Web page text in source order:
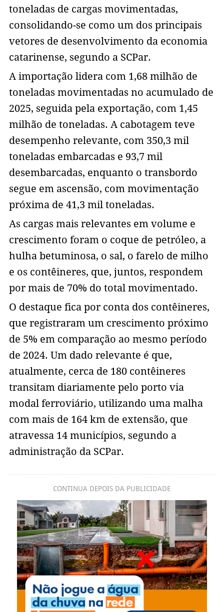
toneladas de cargas movimentadas,
consolidando-se como um dos principais
vetores de desenvolvimento da economia
catarinense, segundo a SCPar.
A importação lidera com 1,68 milhão de
toneladas movimentadas no acumulado de
2025, seguida pela exportação, com 1,45
milhão de toneladas. A cabotagem teve
desempenho relevante, com 350,3 mil
toneladas embarcadas e 93,7 mil
desembarcadas, enquanto o transbordo
segue em ascensão, com movimentação
próxima de 41,3 mil toneladas.
As cargas mais relevantes em volume e
crescimento foram o coque de petróleo, a
hulha betuminosa, o sal, o farelo de milho
e os contêineres, que, juntos, respondem
por mais de 70% do total movimentado.
O destaque fica por conta dos contêineres,
que registraram um crescimento próximo
de 5% em comparação ao mesmo período
de 2024. Um dado relevante é que,
atualmente, cerca de 180 contêineres
transitam diariamente pelo porto via
modal ferroviário, utilizando uma malha
com mais de 164 km de extensão, que
atravessa 14 municípios, segundo a
administração da SCPar.
CONTINUA DEPOIS DA PUBLICIDADE